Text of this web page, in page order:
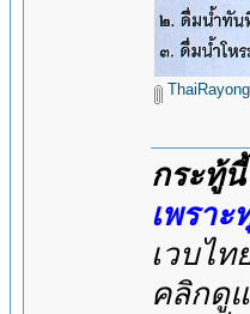
กระทู้
เพรา
เวบไ
คลิกดู